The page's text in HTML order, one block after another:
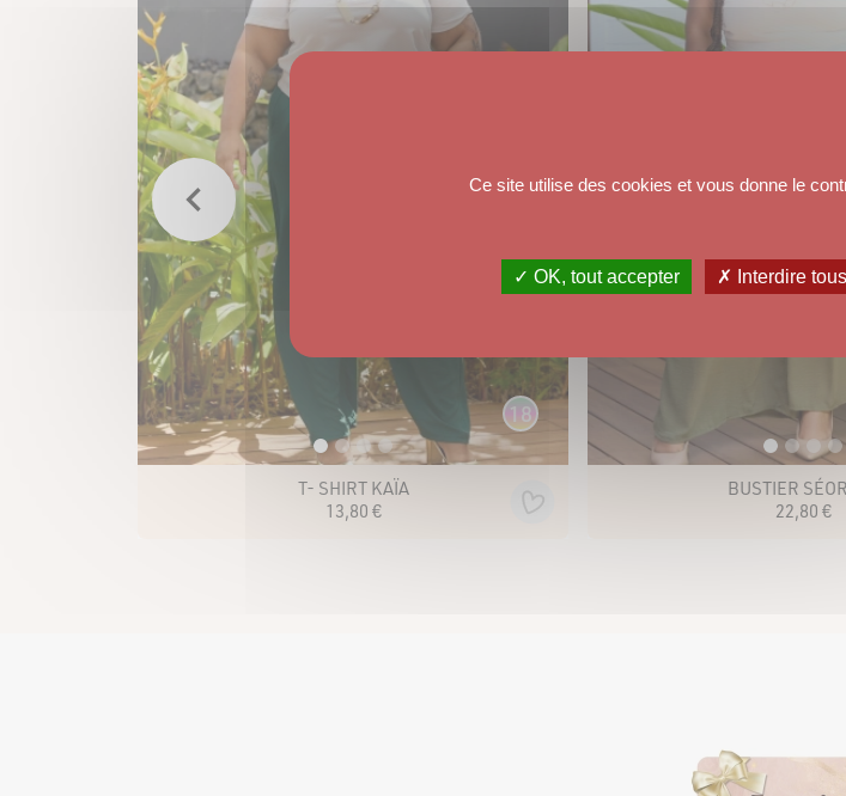
T- SHIRT KAÏA
13,80 €
18
BUSTIER
22,80 €
Ce site utilise des cookies et vous donne le
✓ OK, tout accepter ✗ Interdire